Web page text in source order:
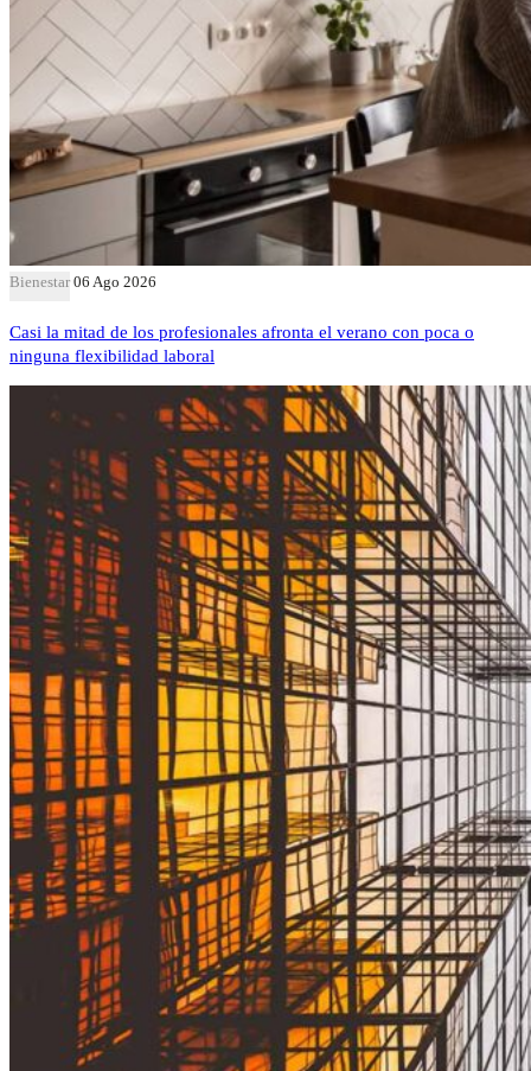
Bienestar 06 Ago 2026
Casi la mitad de los profesionales afronta el verano con poca o
ninguna flexibilidad laboral